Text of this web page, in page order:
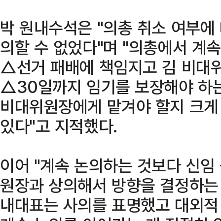
박 원내수석은 "의총 취소 여부
의할 수 없었다"며 "의총에서 계
△선거 패배에 책임지고 김 비대
△30일까지 임기를 보장해야 하
비대위원장에게 맡겨야 할지 크
있다"고 지적했다.
이어 "계속 논의하는 것보다 신
원장과 상의해서 방향을 결정하
내대표는 사의를 표명했고 대외